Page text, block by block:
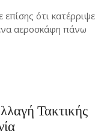
ότι κατέρριψε
αεροσκάφη πάνω
Τακτικής